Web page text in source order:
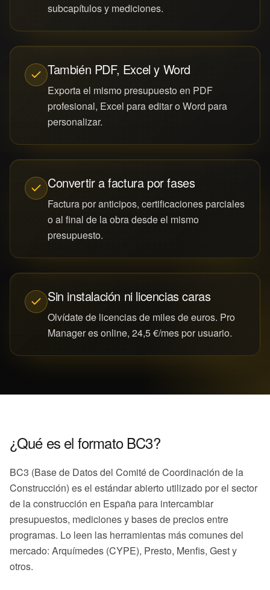
subcapítulos y mediciones.
También PDF, Excel y Word
Exporta el mismo presupuesto en PDF
profesional, Excel para editar o Word para
personalizar.
Convertir a factura por fases
Factura por anticipos, certificaciones parciales
o al final de la obra desde el mismo
presupuesto.
Sin instalación ni licencias caras
Olvídate de licencias de miles de euros. Pro
Manager es online, 24,5 €/mes por usuario.
¿Qué es el formato BC3?
BC3 (Base de Datos del Comité de Coordinación de la
Construcción) es el estándar abierto utilizado por el sector
de la construcción en España para intercambiar
presupuestos, mediciones y bases de precios entre
programas. Lo leen las herramientas más comunes del
mercado: Arquímedes (CYPE), Presto, Menfis, Gest y
otros.